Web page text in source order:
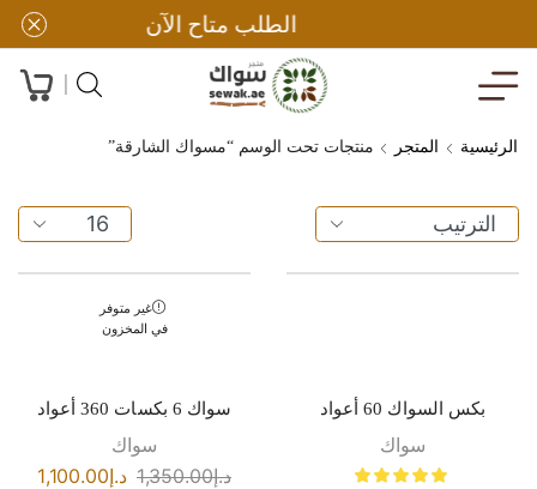
الطلب متاح الآن
الرئيسية المتجر منتجات تحت الوسم “مسواك الشارقة”
بكس السواك 60 أعواد
سواك
غير متوفر
في المخزون
سواك 6 بكسات 360 أعواد
سواك
د.إ1,350.00 د.إ1,100.00